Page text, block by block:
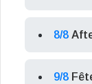
8/8
9/8